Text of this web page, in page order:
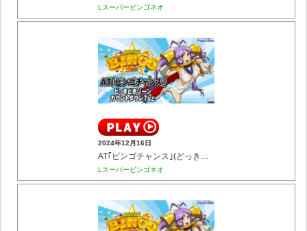
Lスーパービンゴネオ
2024年12月16日
AT｢ビンゴチャンス｣(どっきどきゾーン／カウントダウン7など)
Lスーパービンゴネオ